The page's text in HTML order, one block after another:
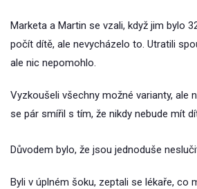
Marketa a Martin se vzali, když jim bylo
počít dítě, ale nevycházelo to. Utratili
ale nic nepomohlo.
Vyzkoušeli všechny možné varianty, ale
se pár smířil s tím, že nikdy nebude mít
Důvodem bylo, že jsou jednoduše
Byli v úplném šoku, zeptali se lékaře, co